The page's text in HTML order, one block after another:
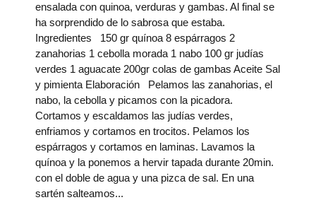
ensalada con quinoa, verduras y gambas. Al final se
ha sorprendido de lo sabrosa que estaba.
Ingredientes 150 gr quínoa 8 espárragos 2
zanahorias 1 cebolla morada 1 nabo 100 gr judías
verdes 1 aguacate 200gr colas de gambas Aceite Sal
y pimienta Elaboración Pelamos las zanahorias, el
nabo, la cebolla y picamos con la picadora.
Cortamos y escaldamos las judías verdes,
enfriamos y cortamos en trocitos. Pelamos los
espárragos y cortamos en laminas. Lavamos la
quínoa y la ponemos a hervir tapada durante 20min.
con el doble de agua y una pizca de sal. En una
sartén salteamos